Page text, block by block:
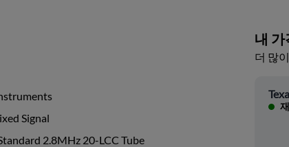
Signal
2.8MHz 20-LCC Tube
내 가
더 많